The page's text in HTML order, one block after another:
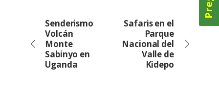
Senderismo
Volcán
Monte
Sabinyo en
Uganda
Safaris en el
Parque
Nacional del
Valle de
Kidepo